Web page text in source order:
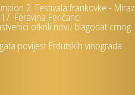
2. Festivala frankovke - Miraz
Feravina Feričanci
otkrili novu blagodat crnog
povijest Erdutskih vinograda